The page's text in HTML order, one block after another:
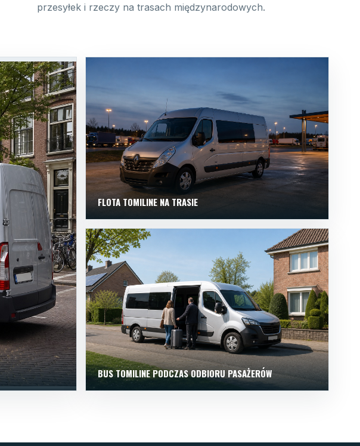
przesyłek i rzeczy na trasach międzynarodowych.
FLOTA TOMILINE NA TRASIE
BUS TOMILINE PODCZAS ODBIORU PASAŻERÓW